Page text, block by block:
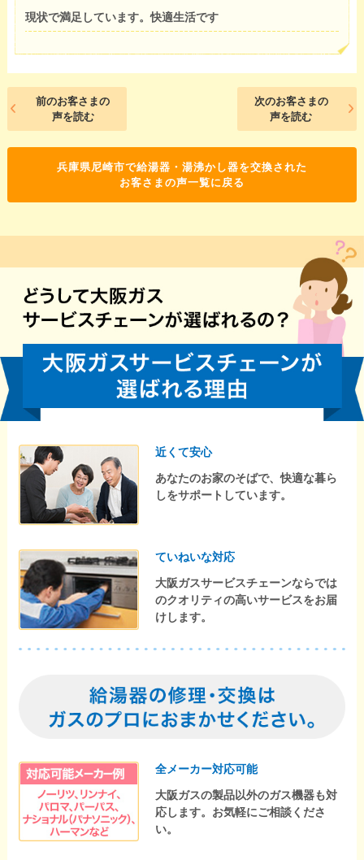
現状で満足しています。快適生活です
前のお客さまの
声を読む
次のお客さまの
声を読む
兵庫県尼崎市で給湯器・湯沸かし器を交換された
お客さまの声一覧に戻る
近くて安心
あなたのお家のそばで、快適な暮ら
しをサポートしています。
ていねいな対応
大阪ガスサービスチェーンならでは
のクオリティの高いサービスをお届
けします。
全メーカー対応可能
大阪ガスの製品以外のガス機器も対
応します。お気軽にご相談くださ
い。